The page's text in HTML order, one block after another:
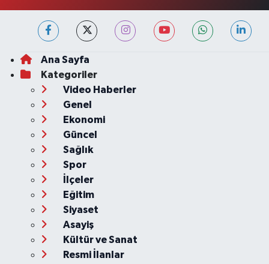
Ana Sayfa
Kategoriler
Video Haberler
Genel
Ekonomi
Güncel
Sağlık
Spor
İlçeler
Eğitim
Siyaset
Asayiş
Kültür ve Sanat
Resmi İlanlar